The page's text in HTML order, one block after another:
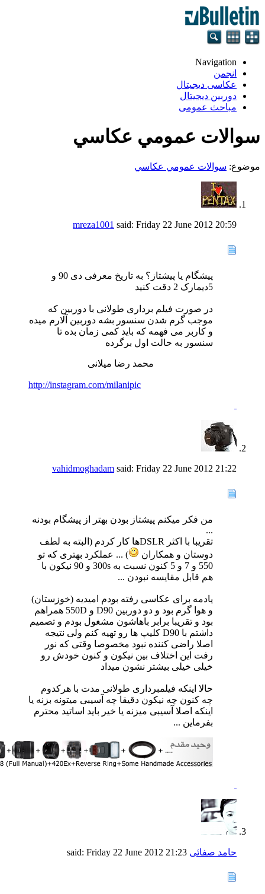
Navigation
انجمن
عکاسی دیجیتال
دوربین دیجیتال
مباحث عمومی
سوالات عمومي عكاسي
موضوع: سوالات عمومي عكاسي
mreza1001 said: Friday 22 June 2012 20:59
پیشگام یا پیشتاز؟ به تاریخ معرفی دی 90 و
5دیمارک 2 دقت کنید
در صورت فیلم برداری طولانی با دوربین که
موجب گرم شدن سنسور بشه دوربین آلارم میده
و کاربر می فهمه که باید کمی زمان بده تا
سنسور به حالت اول برگرده
محمد رضا میلانی
http://instagram.com/milanipic
vahidmoghadam said: Friday 22 June 2012 21:22
من فکر میکنم پیشتاز بودن بهتر از پیشگام بودنه
...
تقریبا با اکثر DSLRها کار کردم (البته به لطف
دوستان و همکاران
) ... عملکرد بهتری که تو
550 و 7 و 5 کنون نسبت به 300s و 90 نیکون با
هم قابل مقایسه نبودن ...
یادمه برای عکاسی رفته بودم امیدیه (خوزستان)
و هوا گرم بود و دو دوربین D90 و 550D همراهم
بود و تقریبا برابر باهاشون مشغول بودم و تصمیم
داشتم با D90 کلیپ ها رو تهیه کنم ولی نتیجه
اصلا راضی کننده نبود مخصوصا وقتی که نور
رفت این اختلاف بین نیکون و کنون خودش رو
خیلی خیلی بیشتر نشون میداد
حالا اینکه فیلمبرداری طولانی مدت با هرکدوم
چه کنون چه نیکون دقیقا چه آسیبی میتونه بزنه یا
اینکه اصلا آسیبی میزنه یا خیر باید اساتید محترم
بفرماین ...
حامد صفائی Friday 22 June 2012 21:23